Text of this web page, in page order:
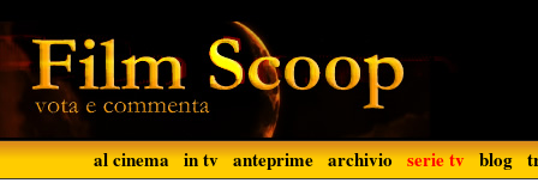
al cinema in tv anteprime archivio serie tv blog